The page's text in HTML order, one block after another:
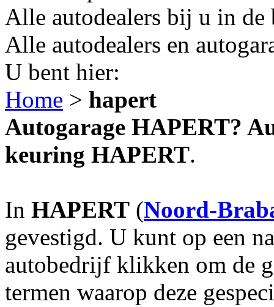
Alle autodealers bij u in
Alle autodealers en
U bent hier:
Home > hapert
Autogarage HAPERT?
keuring HAPERT.
In HAPERT (Noord-
gevestigd. U kunt op een
autobedrijf klikken om de
termen waarop deze